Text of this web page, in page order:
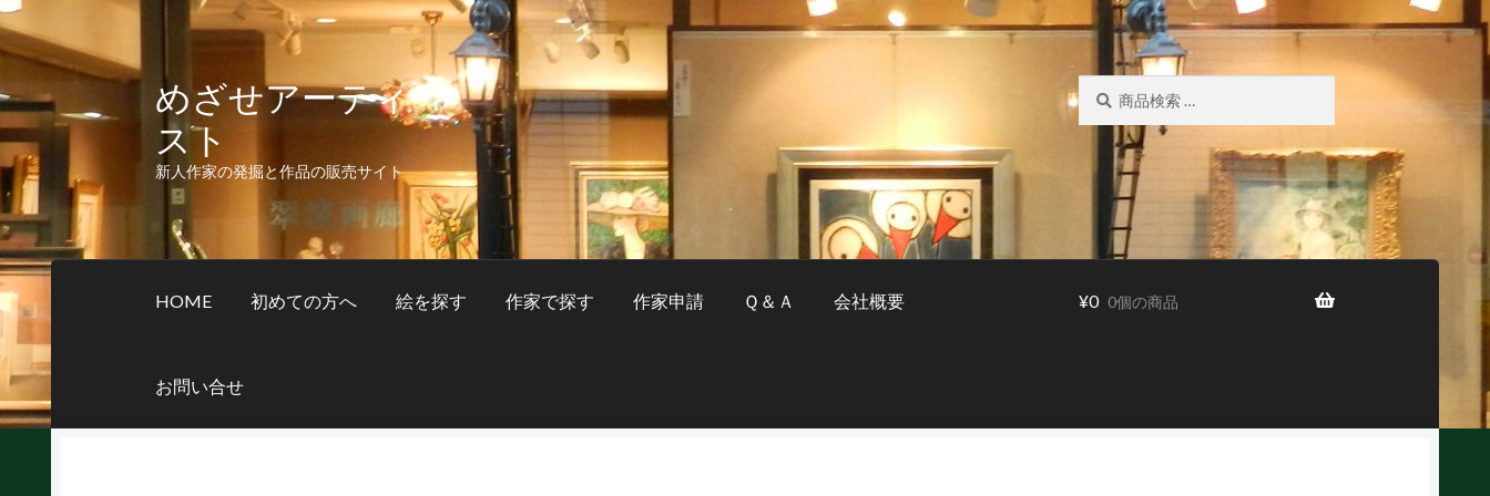
ナ
ビ
ゲ
ー
ョ
ス
プ
コ
ン
テ
ン
へ
ッ
めざせアーティ
スト
新人作家の発掘と作品の販売サイト
索
索
HOME 初めての方へ 絵を探す 作家で探す 作家申請 Ｑ＆Ａ 会社概要
お問い合せ
¥0 0個の商品